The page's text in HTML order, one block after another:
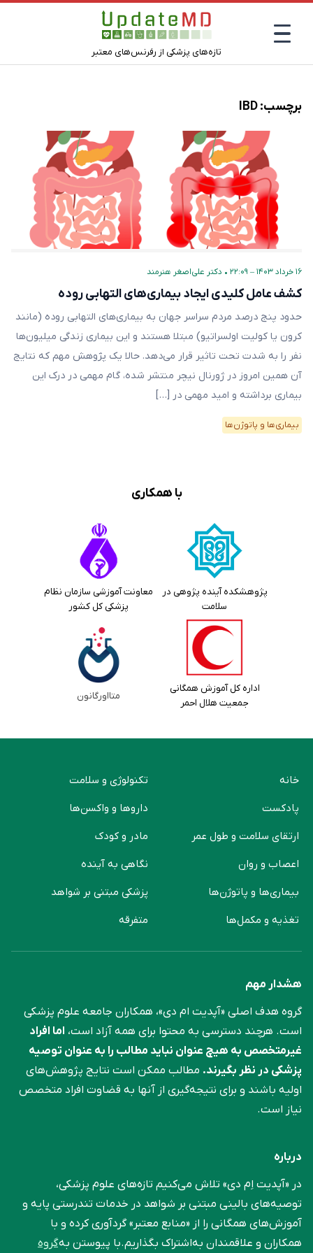
تازه‌های پزشکی از رفرنس‌های معتبر
برچسب:IBD
۱۶ خرداد ۱۴۰۳ – ۲۲:۰۹ • دکتر علی‌اصغر هنرمند
کشف عامل کلیدی ایجاد بیماری‌های التهابی روده
حدود پنج درصد مردم سراسر جهان به بیماری‌های التهابی روده (مانند
کرون یا کولیت اولسراتیو) مبتلا هستند و این بیماری‌ زندگی میلیون‌ها
نفر را به شدت تحت تاثیر قرار می‌دهد. حالا یک پژوهش مهم که نتایج
آن همین امروز در ژورنال نیچر منتشر شده، گام مهمی در درک این
بیماری برداشته و امید مهمی در […]
بیماری‌ها و پاتوژن‌ها
با همکاری
پژوهشکده آینده پژوهی در
سلامت
معاونت آموزشی سازمان نظام
پزشکی کل کشور
اداره کل آموزش همگانی
جمعیت هلال احمر
متااورگانون
خانه
پادکست
ارتقای سلامت و طول عمر
اعصاب و روان
بیماری‌ها و پاتوژن‌ها
تغذیه و مکمل‌ها
تکنولوژی و سلامت
دارو‌ها و واکسن‌ها
مادر و کودک
نگاهی به آینده
پزشکی مبتنی بر شواهد
متفرقه
هشدار مهم
گروه هدف اصلی «آپدیت ام دی»، همکاران جامعه علوم ‌پزشکی
است. هرچند دسترسی به محتوا برای همه آزاد است، اما افراد
غیرمتخصص به هیچ عنوان نباید مطالب را به عنوان توصیه
پزشکی در نظر بگیرند. مطالب ممکن است نتایج پژوهش‌های
اولیه باشند و برای نتیجه‌گیری از آنها به قضاوت افراد متخصص
نیاز است.
درباره
در «آپدیت اِم دی» تلاش می‌کنیم تازه‌های علوم پزشکی،
توصیه‌های بالینی مبتنی بر شواهد در خدمات تندرستی پایه و
آموزش‌های همگانی را از «منابع معتبر» گردآوری کرده و با
همکاران و علاقمندان به‌اشتراک بگذاریم.با پیوستن بهگروه